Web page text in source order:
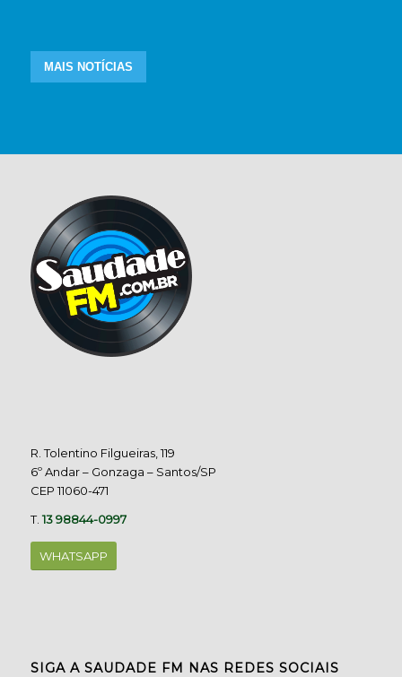
MAIS NOTÍCIAS
R. Tolentino Filgueiras, 119
6º Andar – Gonzaga – Santos/SP
CEP 11060-471
T.13 98844-0997
WHATSAPP
SIGA A SAUDADE FM NAS REDES SOCIAIS